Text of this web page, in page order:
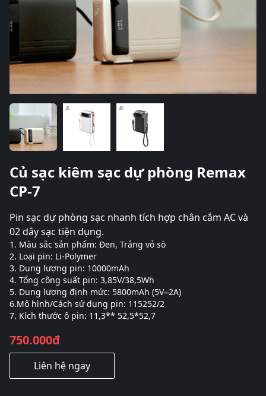
Củ sạc kiêm sạc dự phòng Remax
CP-7
Pin sạc dự phòng sạc nhanh tích hợp chân cắm AC và
02 dây sạc tiện dụng.
1. Màu sắc sản phẩm: Đen, Trắng vỏ sò
2. Loại pin: Li-Polymer
3. Dung lượng pin: 10000mAh
4. Tổng công suất pin: 3,85V/38,5Wh
5. Dung lượng định mức: 5800mAh (5V⎓2A)
6.Mô hình/Cách sử dụng pin: 115252/2
7. Kích thước ô pin: 11,3** 52,5*52,7
750.000đ
Liên hệ ngay